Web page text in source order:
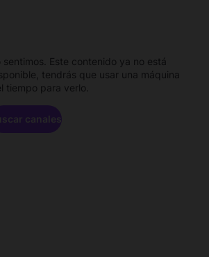
sentimos. Este contenido ya no está
tendrás que usar una máquina
tiempo para verlo.
canales